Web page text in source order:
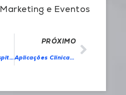
Marketing e Eventos
Home care: Hospitalização Domiciliar
PRÓXIMO
Aplicações Clínicas na Especialização em Endoscopia Digestiva